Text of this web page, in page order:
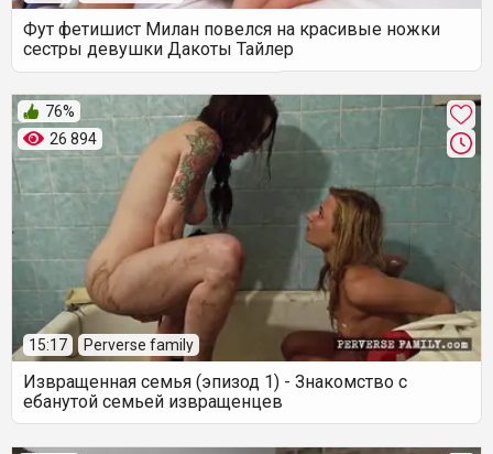
Фут фетишист Милан повелся на красивые ножки
сестры девушки Дакоты Тайлер
26 894
76%
15:17 Perverse family
Извращенная семья (эпизод 1) - Знакомство с
ебанутой семьей извращенцев